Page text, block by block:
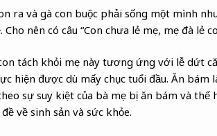
ra và gà con buộc phải sống một mình
nên có câu “Con chưa lẻ mẹ, mẹ đà lẻ
tách khỏi mẹ này tương ứng với lễ dứt
hiện được dù mấy chục tuổi đầu. Ăn bám
sự suy kiệt của bà mẹ bị ăn bám và thế
về sinh sản và sức khỏe.